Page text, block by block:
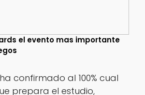
el evento mas importante
confirmado al 100% cual
prepara el estudio,